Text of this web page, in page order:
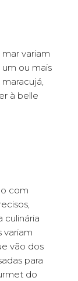
variam
ou mais
à belle
com
culinária
variam
vão dos
para
do